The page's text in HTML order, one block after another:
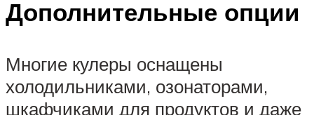
Дополнительные опции
Многие кулеры оснащены
холодильниками, озонаторами,
шкафчиками для продуктов и даже